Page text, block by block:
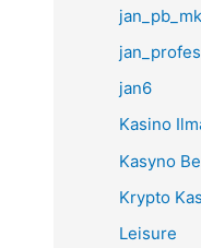
jan6
Kasino
Kasyno
Krypto
Leisure